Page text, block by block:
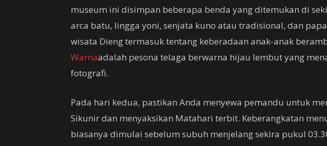
museum ini disimpan beberapa benda yang ditemukan di
arca batu, lingga yoni, senjata kuno atau tradisional, dan
wisata Dieng termasuk tentang keberadaan anak-anak
Warnaadalah pesona telaga berwarna hijau lembut yang
fotografi.
Pada hari kedua, pastikan Anda menyewa pemandu untuk
Sikunir dan menyaksikan Matahari terbit. Keberangkatan
biasanya dimulai sebelum subuh menjelang sekira pukul